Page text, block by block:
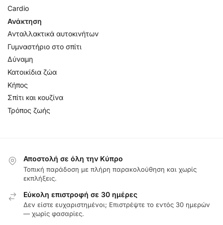
Cardio
Ανάκτηση
Ανταλλακτικά αυτοκινήτων
Γυμναστήριο στο σπίτι
Δύναμη
Κατοικίδια ζώα
Κήπος
Σπίτι και κουζίνα
Τρόπος ζωής
Αποστολή σε όλη την Κύπρο
Τοπική παράδοση με πλήρη παρακολούθηση και χωρίς
εκπλήξεις.
Εύκολη επιστροφή σε 30 ημέρες
Δεν είστε ευχαριστημένοι; Επιστρέψτε το εντός 30 ημερών
— χωρίς φασαρίες.